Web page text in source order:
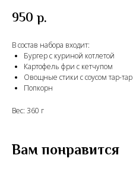
950 р.
В состав набора входит:
Бургер с куриной котлетой
Картофель фри с кетчупом
Овощные стики с соусом тар-тар
Попкорн
Вес: 360 г
Вам понравится